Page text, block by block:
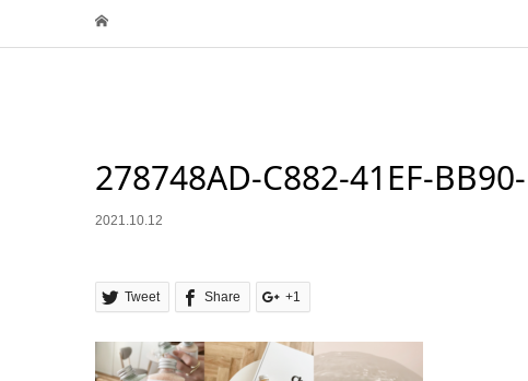
278748AD-C882-41EF-
2021.10.12
Tweet Share +1